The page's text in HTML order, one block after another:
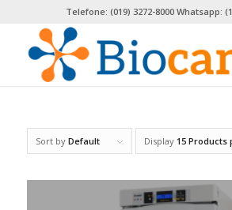
Telefone: (019) 3272-8000 Whatsapp:
Sort by Default Display 15 Products